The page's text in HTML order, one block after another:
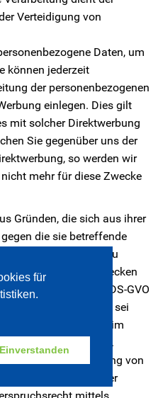
für
Einverstanden
Verteidigung von
Daten, um
können jederzeit
der personenbezogenen
einlegen. Dies gilt
mit solcher Direktwerbung
Sie gegenüber uns der
so werden wir
mehr für diese Zwecke
Gründen, die sich aus ihrer
die sie betreffende
Daten, die bei uns zu
Forschungszwecken
Art. 89 Abs. 1 DS-GVO
einzulegen, es sei
ist zur Erfüllung einer im
Aufgabe erforderlich.
mit der Nutzung von
ungeachtet der